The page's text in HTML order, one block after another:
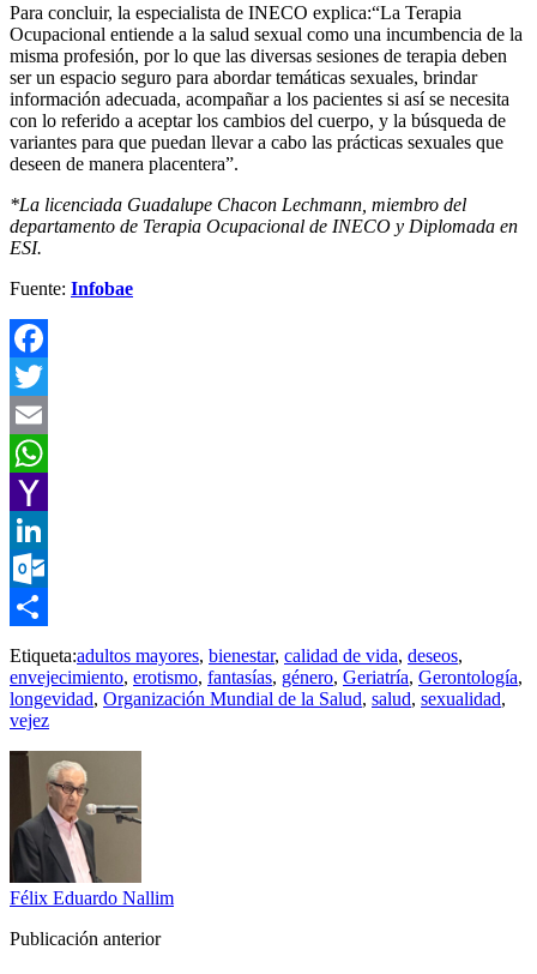
Para concluir, la especialista de INECO explica:“La Terapia
Ocupacional entiende a la salud sexual como una incumbencia de la
misma profesión, por lo que las diversas sesiones de terapia deben
ser un espacio seguro para abordar temáticas sexuales, brindar
información adecuada, acompañar a los pacientes si así se necesita
con lo referido a aceptar los cambios del cuerpo, y la búsqueda de
variantes para que puedan llevar a cabo las prácticas sexuales que
deseen de manera placentera”.
*La licenciada Guadalupe Chacon Lechmann, miembro del
departamento de Terapia Ocupacional de INECO y Diplomada en
ESI.
Fuente: Infobae
Facebook
Twitter
Email
WhatsApp
Yahoo
Mail
LinkedIn
Outlook.com
Compartir
Etiqueta:adultos mayores, bienestar, calidad de vida, deseos,
envejecimiento, erotismo, fantasías, género, Geriatría, Gerontología,
longevidad, Organización Mundial de la Salud, salud, sexualidad,
vejez
Félix Eduardo Nallim
Publicación anterior